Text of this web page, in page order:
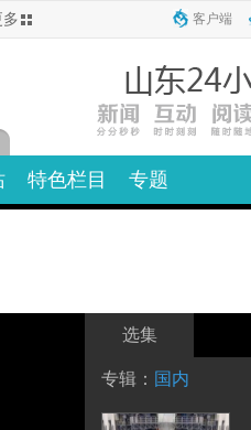
多 客户端
特色栏目 专题
选集
专辑： 国内